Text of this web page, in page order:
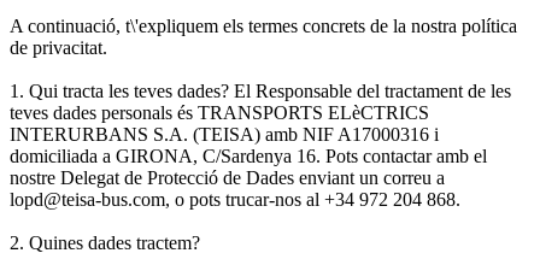
A continuació, t\'expliquem els termes concrets de la nostra política
de privacitat.
1. Qui tracta les teves dades? El Responsable del tractament de les
teves dades personals és TRANSPORTS ELèCTRICS
INTERURBANS S.A. (TEISA) amb NIF A17000316 i
domiciliada a GIRONA, C/Sardenya 16. Pots contactar amb el
nostre Delegat de Protecció de Dades enviant un correu a
lopd@teisa-bus.com, o pots trucar-nos al +34 972 204 868.
2. Quines dades tractem?